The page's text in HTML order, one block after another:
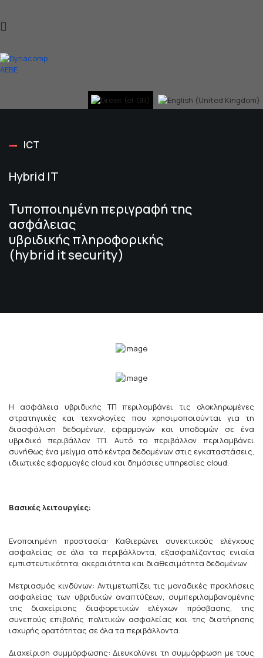
ICT
Hybrid IT
Τυποποιημένη περιγραφή της
ασφάλειας
υβριδικής πληροφορικής
(hybrid it security)
Η ασφάλεια υβριδικής ΤΠ περιλαμβάνει τις ολοκληρωμένες
στρατηγικές και τεχνολογίες που χρησιμοποιούνται για τη
διασφάλιση δεδομένων, εφαρμογών και υποδομών σε ένα
υβριδικό περιβάλλον ΤΠ. Αυτό το περιβάλλον περιλαμβάνει
συνήθως ένα μείγμα από κέντρα δεδομένων στις εγκαταστάσεις,
ιδιωτικές εφαρμογές cloud και δημόσιες υπηρεσίες cloud.
Βασικές λειτουργίες:
Ενοποιημένη προστασία: Καθιερώνει συνεκτικούς ελέγχους
ασφαλείας σε όλα τα περιβάλλοντα, εξασφαλίζοντας ενιαία
εμπιστευτικότητα, ακεραιότητα και διαθεσιμότητα δεδομένων.
Μετριασμός κινδύνων: Αντιμετωπίζει τις μοναδικές προκλήσεις
ασφαλείας των υβριδικών αναπτύξεων, συμπεριλαμβανομένης
της διαχείρισης διαφορετικών ελέγχων πρόσβασης, της
συνεπούς επιβολής πολιτικών ασφαλείας και της διατήρησης
ισχυρής ορατότητας σε όλα τα περιβάλλοντα.
Διαχείριση συμμόρφωσης: Διευκολύνει τη συμμόρφωση με τους